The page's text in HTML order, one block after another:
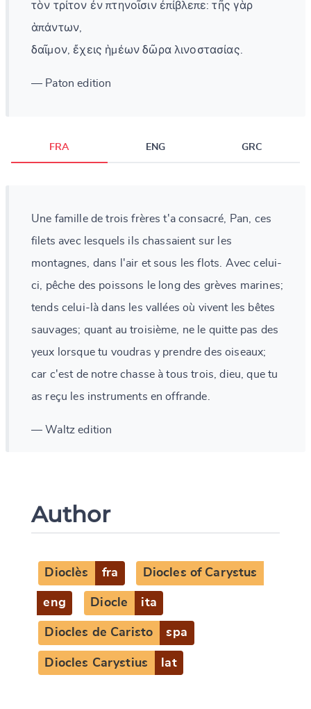
τὸν τρίτον ἐν πτηνοῖσιν ἐπίβλεπε: τῆς γὰρ
ἁπάντων,
δαῖμον, ἔχεις ἡμέων δῶρα λινοστασίας.
— Paton edition
FRA ENG GRC
Une famille de trois frères t'a consacré, Pan, ces
filets avec lesquels ils chassaient sur les
montagnes, dans l'air et sous les flots. Avec celui-
ci, pêche des poissons le long des grèves marines;
tends celui-là dans les vallées où vivent les bêtes
sauvages; quant au troisième, ne le quitte pas des
yeux lorsque tu voudras y prendre des oiseaux;
car c'est de notre chasse à tous trois, dieu, que tu
as reçu les instruments en offrande.
— Waltz edition
Author
Dioclès fra Diocles of Carystus
eng Diocle ita
Diocles de Caristo spa
Diocles Carystius lat